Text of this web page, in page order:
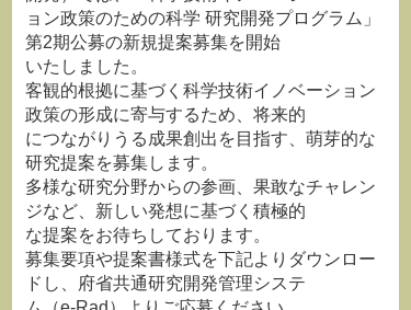
ョン政策のための科学 研究開発プログラム」
第2期公募の新規提案募集を開始
いたしました。
客観的根拠に基づく科学技術イノベーション
政策の形成に寄与するため、将来的
につながりうる成果創出を目指す、萌芽的な
研究提案を募集します。
多様な研究分野からの参画、果敢なチャレン
ジなど、新しい発想に基づく積極的
な提案をお待ちしております。
募集要項や提案書様式を下記よりダウンロー
ドし、府省共通研究開発管理システ